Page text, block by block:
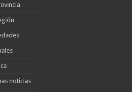
noticias